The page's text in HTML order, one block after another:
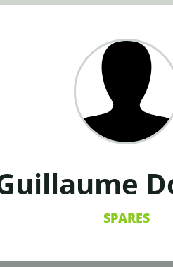
SPARES